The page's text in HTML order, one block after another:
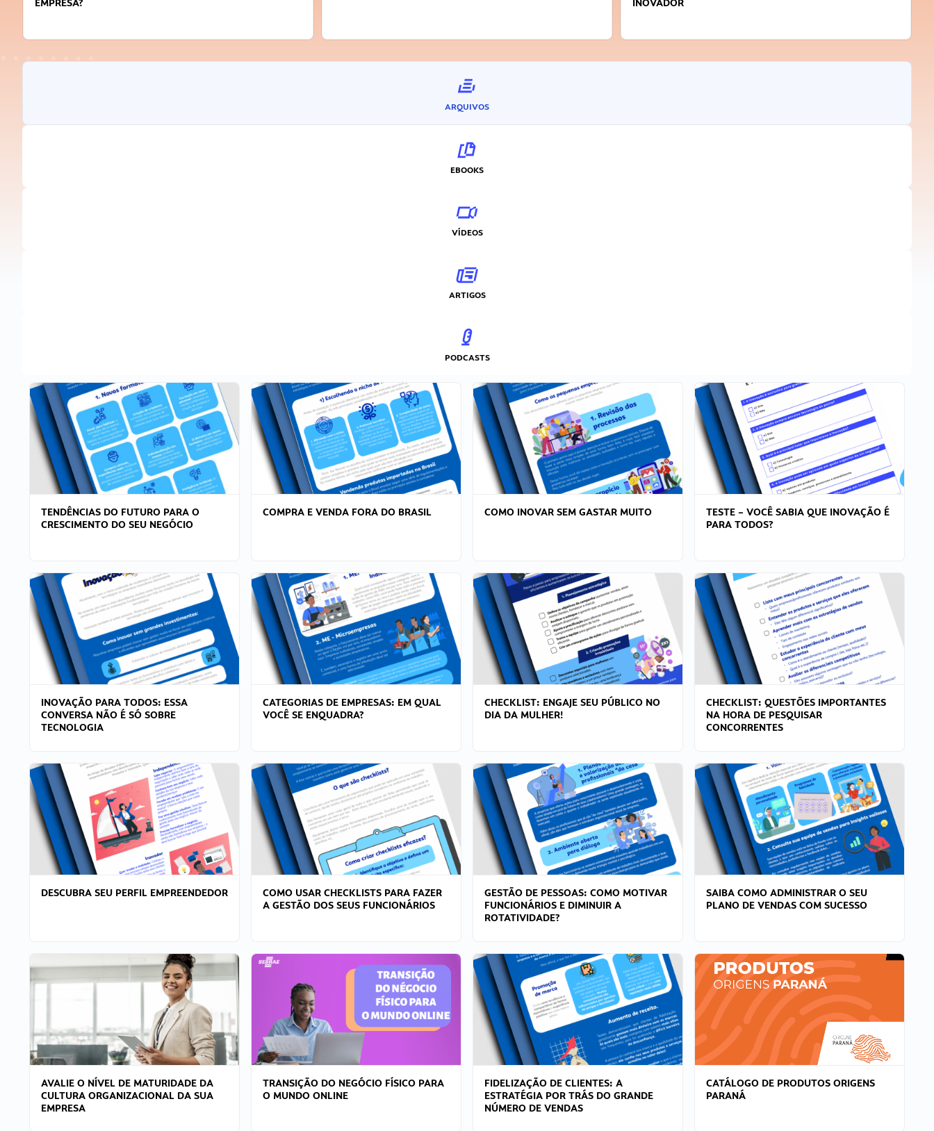
ARQUIVOS
EBOOKS
VÍDEOS
ARTIGOS
PODCASTS
TENDÊNCIAS DO FUTURO PARA O
CRESCIMENTO DO SEU NEGÓCIO
COMPRA E VENDA FORA DO BRASIL COMO INOVAR SEM GASTAR MUITO
TESTE – VOCÊ SABIA QUE INOVAÇÃO É
PARA TODOS?
INOVAÇÃO PARA TODOS: ESSA
CONVERSA NÃO É SÓ SOBRE
TECNOLOGIA
CATEGORIAS DE EMPRESAS: EM QUAL
VOCÊ SE ENQUADRA?
CHECKLIST: ENGAJE SEU PÚBLICO NO
DIA DA MULHER!
CHECKLIST: QUESTÕES IMPORTANTES
NA HORA DE PESQUISAR
CONCORRENTES
DESCUBRA SEU PERFIL EMPREENDEDOR
COMO USAR CHECKLISTS PARA FAZER
A GESTÃO DOS SEUS FUNCIONÁRIOS
GESTÃO DE PESSOAS: COMO MOTIVAR
FUNCIONÁRIOS E DIMINUIR A
ROTATIVIDADE?
SAIBA COMO ADMINISTRAR O SEU
PLANO DE VENDAS COM SUCESSO
AVALIE O NÍVEL DE MATURIDADE DA
CULTURA ORGANIZACIONAL DA SUA
EMPRESA
TRANSIÇÃO DO NEGÓCIO FÍSICO PARA
O MUNDO ONLINE
FIDELIZAÇÃO DE CLIENTES: A
ESTRATÉGIA POR TRÁS DO GRANDE
NÚMERO DE VENDAS
CATÁLOGO DE PRODUTOS ORIGENS
PARANÁ